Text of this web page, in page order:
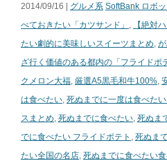
2014/09/16 | グルメ系 SoftBank ロボッ
べておきたい「カツサンド」 ,
【絶対
たい劇的に美味しいスイーツまとめ,
ざ行く価値のある都内の「フライドポ
クメロン大福, 厳選A5黒毛和牛100%,
は食べたい, 死ぬまでに一度は食べた
スまとめ, 死ぬまでに食べたい, 死ぬま
でに食べたい フライドポテト , 死ぬま
たい全国の名店, 死ぬまでに食べたい